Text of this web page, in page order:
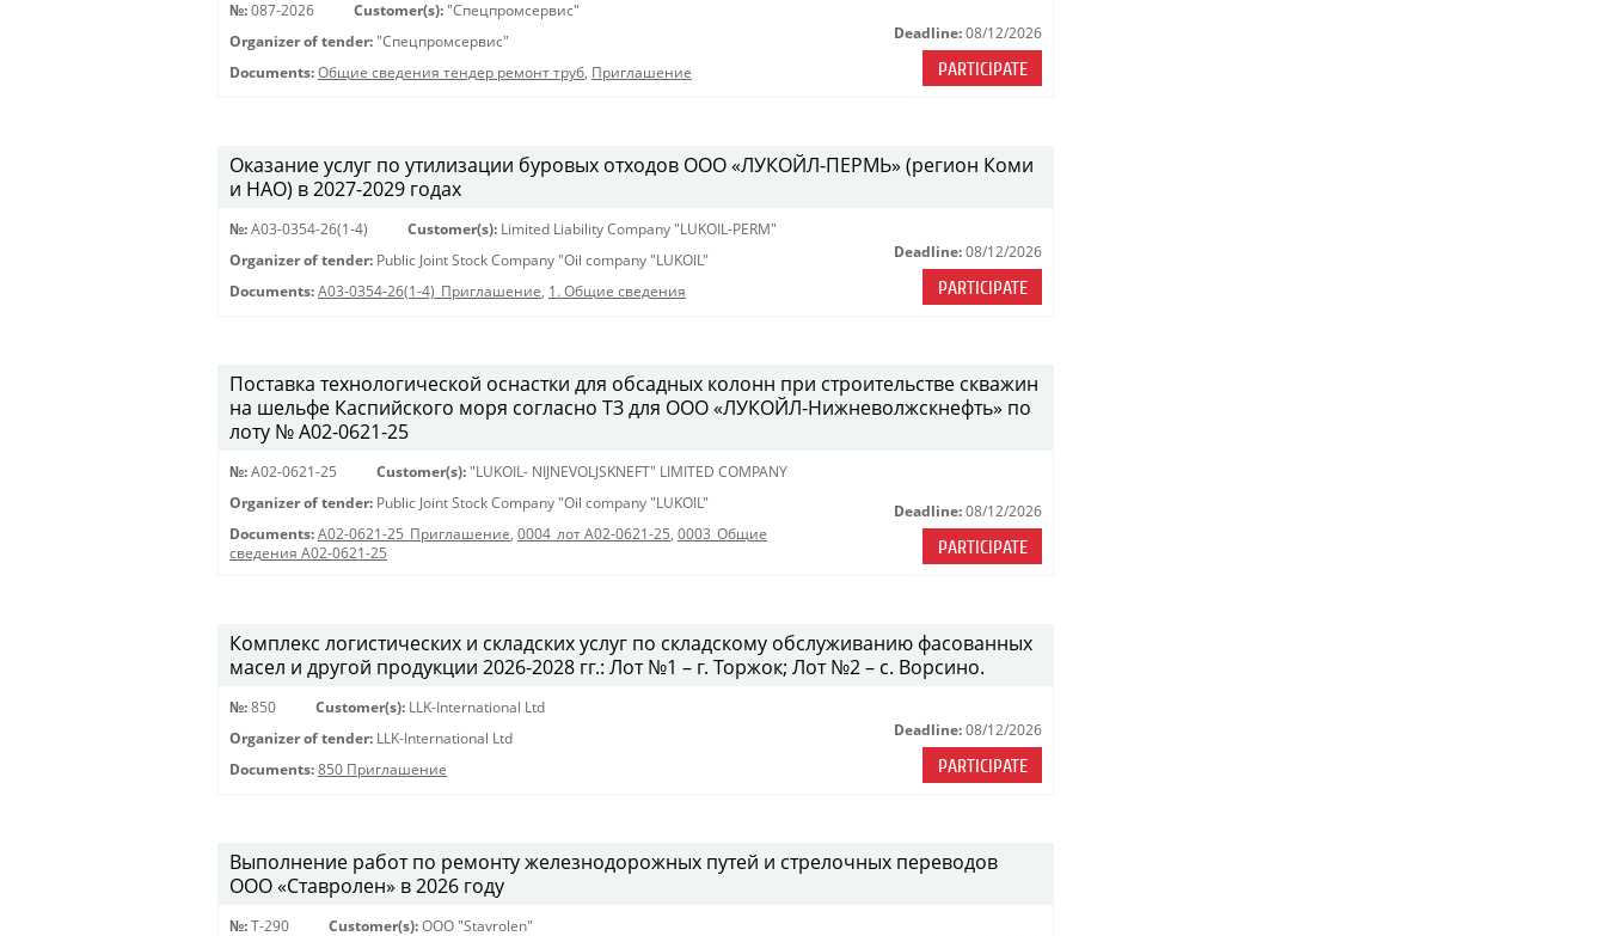
№: 087-2026 Customer(s): "Спецпромсервис"
Organizer of tender: "Спецпромсервис"
Documents: Общие сведения тендер ремонт труб, Приглашение
Deadline: 08/12/2026
PARTICIPATE
Оказание услуг по утилизации буровых отходов ООО «ЛУКОЙЛ-ПЕРМЬ» (регион Коми
и НАО) в 2027-2029 годах
№: A03-0354-26(1-4) Customer(s): Limited Liability Company "LUKOIL-PERM"
Organizer of tender: Public Joint Stock Company "Oil company "LUKOIL"
Documents: A03-0354-26(1-4)_Приглашение, 1. Общие сведения
Deadline: 08/12/2026
PARTICIPATE
Поставка технологической оснастки для обсадных колонн при строительстве скважин
на шельфе Каспийского моря согласно ТЗ для ООО «ЛУКОЙЛ-Нижневолжскнефть» по
лоту № A02-0621-25
№: A02-0621-25 Customer(s): "LUKOIL- NIJNEVOLJSKNEFT" LIMITED COMPANY
Organizer of tender: Public Joint Stock Company "Oil company "LUKOIL"
Documents: A02-0621-25_Приглашение, 0004_лот A02-0621-25, 0003_Общие
сведения A02-0621-25
Deadline: 08/12/2026
PARTICIPATE
Комплекс логистических и складских услуг по складскому обслуживанию фасованных
масел и другой продукции 2026-2028 гг.: Лот №1 – г. Торжок; Лот №2 – с. Ворсино.
№: 850 Customer(s): LLK-International Ltd
Organizer of tender: LLK-International Ltd
Documents: 850 Приглашение
Deadline: 08/12/2026
PARTICIPATE
Выполнение работ по ремонту железнодорожных путей и стрелочных переводов
ООО «Ставролен» в 2026 году
№: Т-290 Customer(s): OOO "Stavrolen"